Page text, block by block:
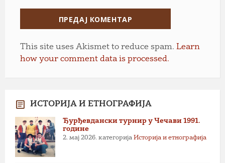
This site uses Akismet to reduce spam. Learn
how your comment data is processed.
ИСТОРИЈА И ЕТНОГРАФИЈА
Ђурђевдански турнир у Чечави 1991.
године
2. мај 2026. категорија Историја и етнографија